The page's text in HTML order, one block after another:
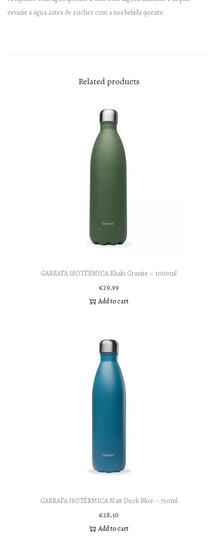
esvazie a água antes de encher com a sua bebida quente.
Related products
GARRAFA ISOTÉRMICA Khaki Granite – 1000ml
€29,99
Add to cart
GARRAFA ISOTÉRMICA Matt Duck Blue – 750ml
€28,30
Add to cart